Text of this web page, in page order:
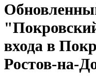
входа в
Ростов-на-